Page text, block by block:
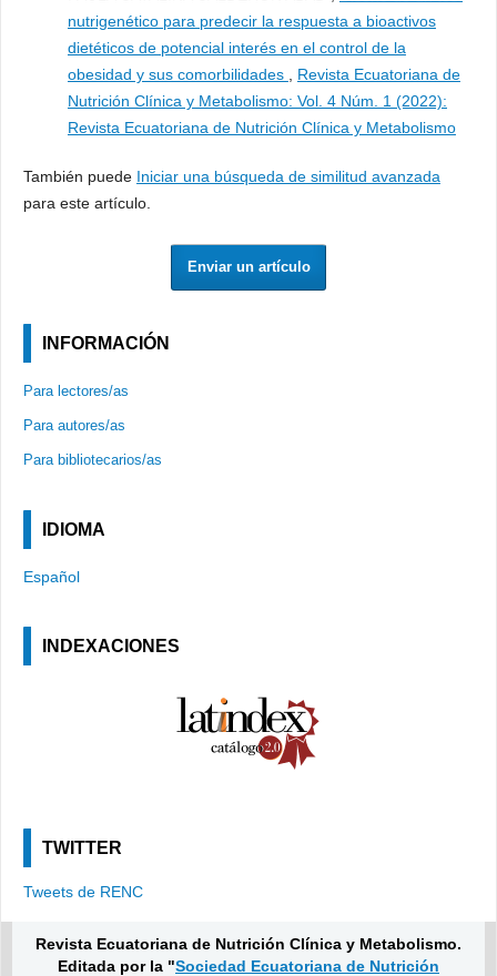
nutrigenético para predecir la respuesta a bioactivos
dietéticos de potencial interés en el control de la
obesidad y sus comorbilidades
Revista Ecuatoriana de
Nutrición Clínica y Metabolismo: Vol. 4 Núm. 1 (2022):
Revista Ecuatoriana de Nutrición Clínica y Metabolismo
También puede Iniciar una búsqueda de similitud avanzada
para este artículo.
Enviar un artículo
INFORMACIÓN
Para lectores/as
Para autores/as
Para bibliotecarios/as
IDIOMA
Español
INDEXACIONES
TWITTER
Tweets de RENC
Revista Ecuatoriana de Nutrición Clínica y Metabolismo.
Editada por la "Sociedad Ecuatoriana de Nutrición